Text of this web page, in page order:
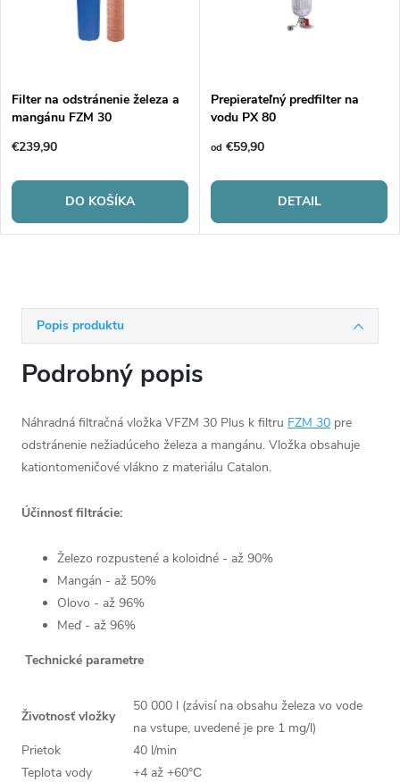
Popis produktu
Podrobný popis
Náhradná filtračná vložka VFZM 30 Plus k filtru FZM 30 pre
odstránenie nežiadúceho železa a mangánu. Vložka obsahuje
kationtomeničové vlákno z materiálu Catalon.
Účinnosť filtrácie:
Železo rozpustené a koloidné - až 90%
Mangán - až 50%
Olovo - až 96%
Meď - až 96%
Technické parametre
Životnosť vložky
50 000 l (závisí na obsahu železa vo vode
na vstupe, uvedené je pre 1 mg/l)
Prietok
40 l/min
Teplota vody
+4 až +60°С
Filter na odstránenie železa a
mangánu FZM 30
€239,90
DO KOŠÍKA
Prepierateľný predfilter na
vodu PX 80
od €59,90
DETAIL